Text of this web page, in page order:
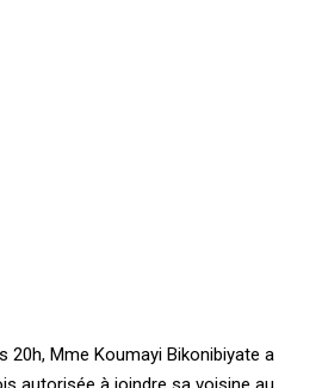
20h, Mme Koumayi Bikonibiyate a